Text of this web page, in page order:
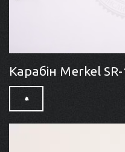
Карабін Merkel